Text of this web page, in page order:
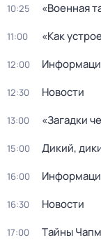
10:25 «Военная
11:00 «Как
12:00
12:30 Новости
13:00 «Загадки
15:00 Дикий,
16:00
16:30 Новости
17:00 Тaйны